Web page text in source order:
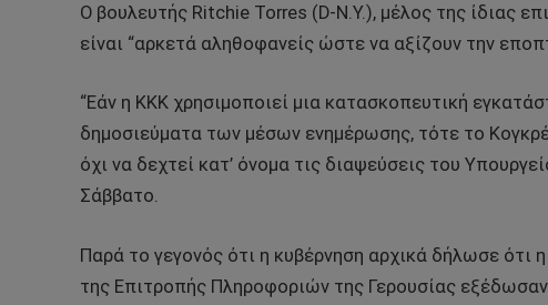
Ο βουλευτής Ritchie Torres (D-N.Y.), μέλος της ίδιας
είναι “αρκετά αληθοφανείς ώστε να αξίζουν την
“Εάν η ΚΚΚ χρησιμοποιεί μια κατασκοπευτική
δημοσιεύματα των μέσων ενημέρωσης, τότε το
όχι να δεχτεί κατ’ όνομα τις διαψεύσεις του
Σάββατο.
Παρά το γεγονός ότι η κυβέρνηση αρχικά δήλωσε ότι
της Επιτροπής Πληροφοριών της Γερουσίας